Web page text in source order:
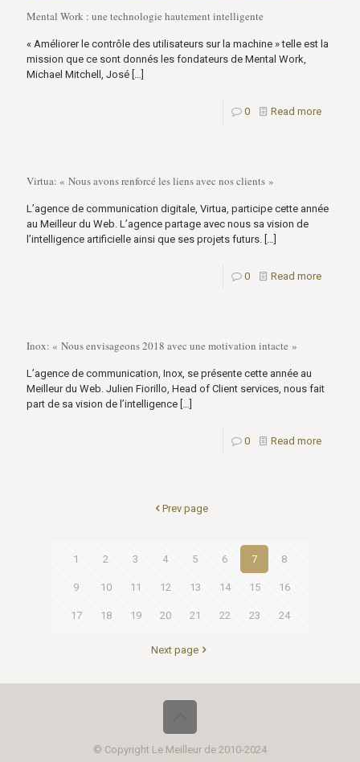
Mental Work : une technologie hautement intelligente
« Améliorer le contrôle des utilisateurs sur la machine » telle est la
mission que ce sont donnés les fondateurs de Mental Work,
Michael Mitchell, José […]
0 Read more
Virtua: « Nous avons renforcé les liens avec nos clients »
L’agence de communication digitale, Virtua, participe cette année
au Meilleur du Web. L’agence partage avec nous sa vision de
l’intelligence artificielle ainsi que ses projets futurs. […]
0 Read more
Inox: « Nous envisageons 2018 avec une motivation intacte »
L’agence de communication, Inox, se présente cette année au
Meilleur du Web. Julien Fiorillo, Head of Client services, nous fait
part de sa vision de l’intelligence […]
0 Read more
Prev page
1 2 3 4 5 6 7 8
9 10 11 12 13 14 15 16
17 18 19 20 21 22 23 24
Next page
© Copyright Le Meilleur de 2010-2024